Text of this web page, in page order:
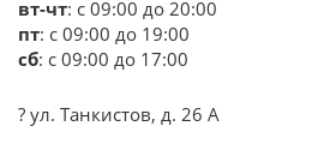
вт-чт: с 09:00 до 20:00
пт: с 09:00 до 19:00
сб: с 09:00 до 17:00
? ул. Танкистов, д. 26 А